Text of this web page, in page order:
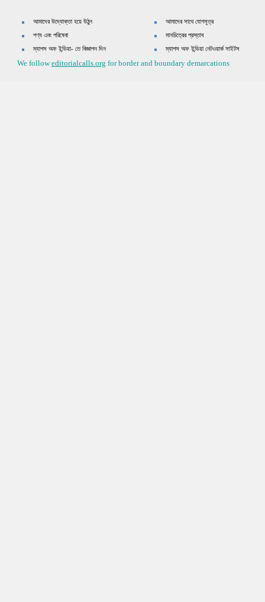
আমাদের উদ্যোক্তা হয়ে উঠুন
পণ্য এবং পরিষেবা
ম্যাপস অফ ইন্ডিয়া- তে বিজ্ঞাপন দিন
আমাদের সাথে যোগসূত্র
মানচিত্রের প্রস্তাব
ম্যাপস অফ ইন্ডিয়া নেটওয়ার্ক সাইটস
We followeditorialcalls.org for border and boundary demarcations